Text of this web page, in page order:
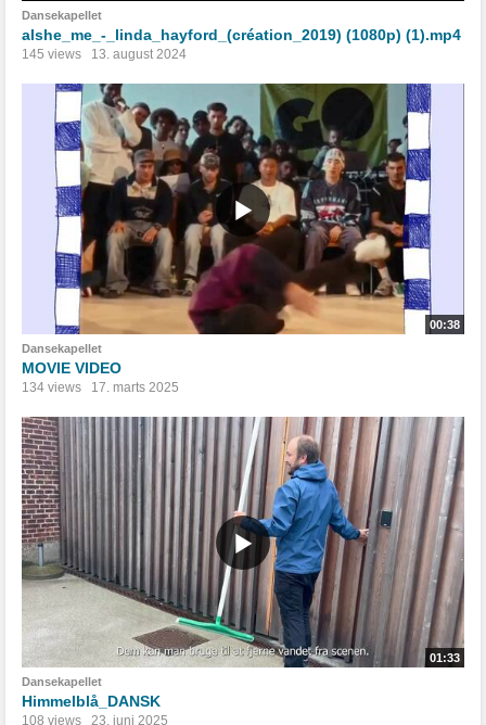
Dansekapellet
alshe_me_-_linda_hayford_(création_2019) (1080p) (1).mp4
145 views 13. august 2024
00:38
Dansekapellet
MOVIE VIDEO
134 views 17. marts 2025
01:33
Dansekapellet
Himmelblå_DANSK
108 views 23. juni 2025